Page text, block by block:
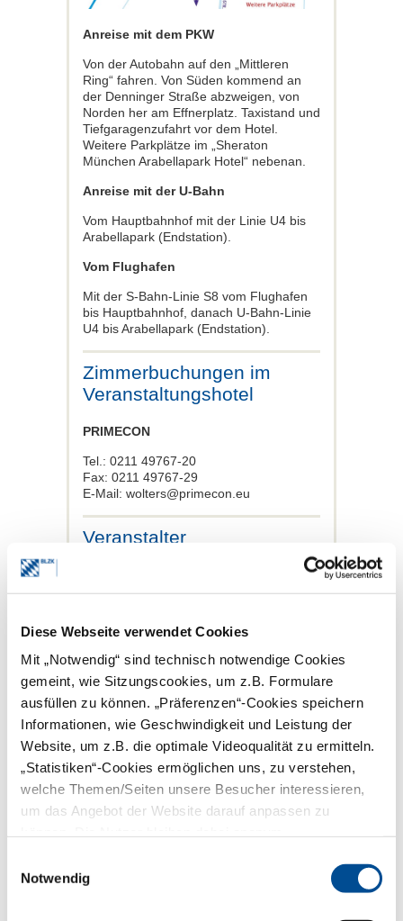
Diese Webseite verwendet Cookies
Mit „Notwendig“ sind technisch notwendige Cookies
gemeint, wie Sitzungscookies, um z.B. Formulare
ausfüllen zu können. „Präferenzen“-Cookies speichern
Informationen, wie Geschwindigkeit und Leistung der
Website, um z.B. die optimale Videoqualität zu ermitteln.
„Statistiken“-Cookies ermöglichen uns, zu verstehen,
welche Themen/Seiten unsere Besucher interessieren,
um das Angebot der Website darauf anpassen zu
Notwendig
Anreise mit dem PKW
Von der Autobahn auf den „Mittleren
Ring“ fahren. Von Süden kommend an
der Denninger Straße abzweigen, von
Norden her am Effnerplatz. Taxistand und
Tiefgaragenzufahrt vor dem Hotel.
Weitere Parkplätze im „Sheraton
München Arabellapark Hotel“ nebenan.
Anreise mit der U-Bahn
Vom Hauptbahnhof mit der Linie U4 bis
Arabellapark (Endstation).
Vom Flughafen
Mit der S-Bahn-Linie S8 vom Flughafen
bis Hauptbahnhof, danach U-Bahn-Linie
U4 bis Arabellapark (Endstation).
Zimmerbuchungen im
Veranstaltungshotel
PRIMECON
Tel.: 0211 49767-20
Fax: 0211 49767-29
E-Mail: wolters@primecon.eu
Veranstalter
Landeszahnärztekammer
Flößergasse 1
81369 München
Tel.: 089 230211-104
Fax: 089 230211-108
In Kooperation mit
KZVB – Kassenzahnärztliche
Vereinigung Bayerns
Dr. Rüdiger Schott, Vorsitzender des
Tel.: 089 72401-121